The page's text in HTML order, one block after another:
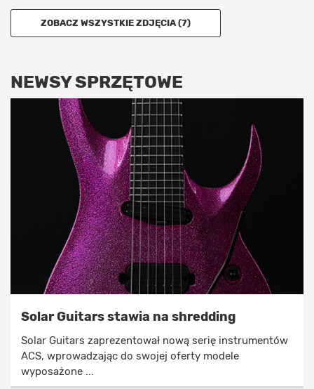
ZOBACZ WSZYSTKIE ZDJĘCIA (7)
NEWSY SPRZĘTOWE
Solar Guitars stawia na shredding
Solar Guitars zaprezentował nową serię instrumentów
ACS, wprowadzając do swojej oferty modele
wyposażone ...